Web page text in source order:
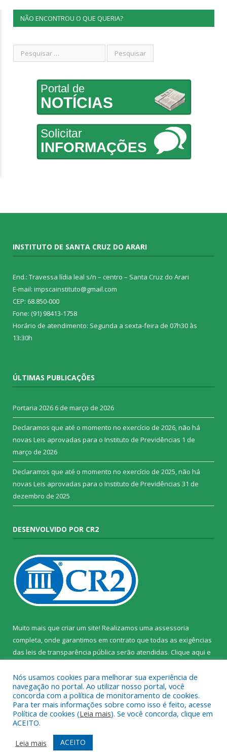
NÃO ENCONTROU O QUE QUERIA?
Portal de
NOTÍCIAS
Solicitar
INFORMAÇÕES
INSTITUTO DE SANTA CRUZ DO ARARI
End.: Travessa lídia leal s/n – centro – Santa Cruz do Arari
E-mail: impscainstituto@gmail.com
CEP: 68.850-000
Fone: (91) 98413-1758
Horário de atendimento: Segunda a sexta-feira de 07h30 às
13:30h
ÚLTIMAS PUBLICAÇÕES
Portaria 2026 6 de março de 2026
Declaramos que até o momento no exercício de 2026, não há
novas Leis aprovadas para o Instituto de Previdências 1 de
março de 2026
Declaramos que até o momento no exercício de 2025, não há
novas Leis aprovadas para o Instituto de Previdências 31 de
dezembro de 2025
DESENVOLVIDO POR CR2
Muito mais que criar um site! Realizamos uma assessoria
completa, onde garantimos em contrato que todas as exigências
das leis de transparência pública serão atendidas. Clique aqui e
Todos os direitos reservados ao Instituto de Santa Cruz do Arari.
Mapa do Site
Acessar Área Administrativa
Nós usamos cookies para melhorar sua experiência de
navegação no portal. Ao utilizar nosso portal, você
concorda com a política de monitoramento de cookies.
Para ter mais informações sobre como isso é feito, acesse
Política de cookies (Leia mais). Se você concorda, clique em
ACEITO.
Leia mais
ACEITO